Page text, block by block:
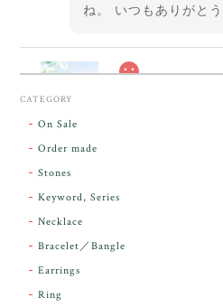
ね。 いつもありがと
ンダラで感動しました。素敵
下さり、ありがとうございまし
レビューをありがとう
CATEGORY
On Sale
Order made
Stones
Keyword, Series
Necklace
Bracelet／Bangle
Earrings
Ring